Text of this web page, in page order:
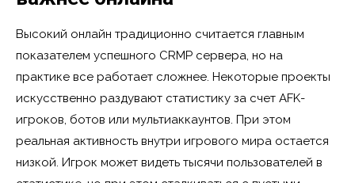
Высокий онлайн традиционно считается главным
показателем успешного CRMP сервера, но на
практике все работает сложнее. Некоторые проекты
искусственно раздувают статистику за счет AFK-
игроков, ботов или мультиаккаунтов. При этом
реальная активность внутри игрового мира остается
низкой. Игрок может видеть тысячи пользователей в